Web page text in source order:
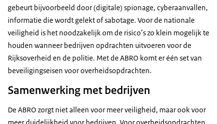
gebeurt bijvoorbeeld door (digitale) spionage, cyberaanvallen,
informatie die wordt gelekt of sabotage. Voor de nationale
veiligheid is het noodzakelijk om de risico’s zo klein mogelijk te
houden wanneer bedrijven opdrachten uitvoeren voor de
Rijksoverheid en de politie. Met de ABRO komt er één set van
beveiligingseisen voor overheidsopdrachten.
Samenwerking met bedrijven
De ABRO zorgt niet alleen voor meer veiligheid, maar ook voor